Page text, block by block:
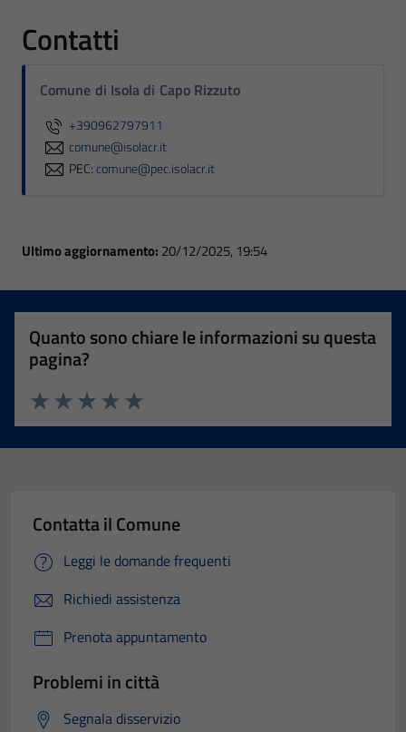
Contatti
Comune di Isola di Capo Rizzuto
+390962797911
comune@isolacr.it
PEC:comune@pec.isolacr.it
Ultimo aggiornamento: 20/12/2025, 19:54
Quanto sono chiare le informazioni su questa
pagina?
Valuta 5 stelle su 5
Valuta 4 stelle su 5
Valuta 3 stelle su 5
Valuta 2 stelle su 5
Valuta 1 stelle su 5
Contatta il Comune
Leggi le domande frequenti
Richiedi assistenza
Prenota appuntamento
Problemi in città
Segnala disservizio